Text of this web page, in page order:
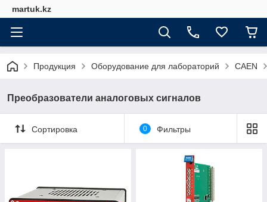
martuk.kz
Продукция Оборудование для лабораторий CAEN
Преобразователи аналоговых сигналов
Сортировка 0 Фильтры